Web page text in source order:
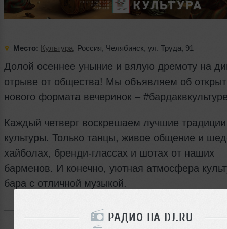
РАДИО НА DJ.RU
Место: Культура, Россия, Челябинск, ул. Труда, 91
Долой осеннее уныние и вялую дремоту на
отрыве от общества! Мы объявляем об
нового формата вечеринок –
Каждый четверг воскрешаем лучшие
культуры. Только танцы, живое общение и
хайболах, бренди-глассах и шотах от наших
барменов. И конечно, уютная атмосфера
бара с отличной музыкой.
—